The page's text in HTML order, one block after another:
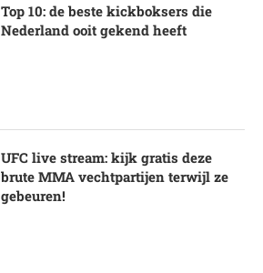
Top 10: de beste kickboksers die
Nederland ooit gekend heeft
UFC live stream: kijk gratis deze
brute MMA vechtpartijen terwijl ze
gebeuren!